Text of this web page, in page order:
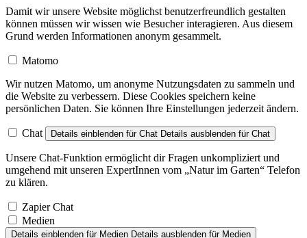
Damit wir unsere Website möglichst benutzerfreundlich gestalten
können müssen wir wissen wie Besucher interagieren. Aus diesem
Grund werden Informationen anonym gesammelt.
Matomo
Wir nutzen Matomo, um anonyme Nutzungsdaten zu sammeln und
die Website zu verbessern. Diese Cookies speichern keine
persönlichen Daten. Sie können Ihre Einstellungen jederzeit ändern.
Chat Details einblenden für Chat Details ausblenden für Chat
Unsere Chat-Funktion ermöglicht dir Fragen unkompliziert und
umgehend mit unseren ExpertInnen vom „Natur im Garten“ Telefon
zu klären.
Zapier Chat
Medien
Details einblenden für Medien Details ausblenden für Medien